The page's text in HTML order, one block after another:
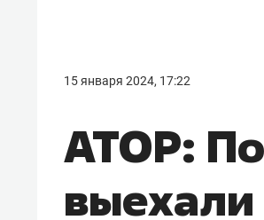
15 января 2024, 17:22
АТОР:
выехали